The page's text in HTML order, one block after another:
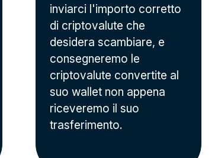
inviarci l'importo corretto
di criptovalute che
desidera scambiare, e
consegneremo le
criptovalute convertite al
suo wallet non appena
riceveremo il suo
trasferimento.